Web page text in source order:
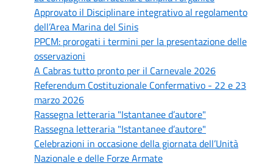
Approvato il Disciplinare integrativo al regolamento
dell’Area Marina del Sinis
PPCM: prorogati i termini per la presentazione delle
osservazioni
A Cabras tutto pronto per il Carnevale 2026
Referendum Costituzionale Confermativo - 22 e 23
marzo 2026
Rassegna letteraria "Istantanee d’autore"
Rassegna letteraria "Istantanee d’autore"
Celebrazioni in occasione della giornata dell’Unità
Nazionale e delle Forze Armate